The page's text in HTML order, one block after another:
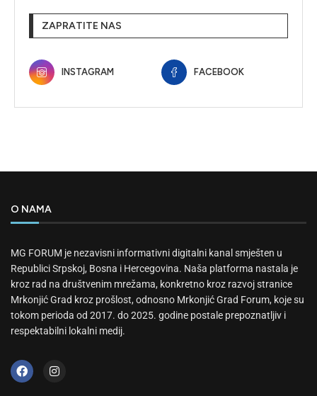
ZAPRATITE NAS
INSTAGRAM FACEBOOK
O NAMA
MG FORUM je nezavisni informativni digitalni kanal smješten u
Republici Srpskoj, Bosna i Hercegovina. Naša platforma nastala je
kroz rad na društvenim mrežama, konkretno kroz razvoj stranice
Mrkonjić Grad kroz prošlost, odnosno Mrkonjić Grad Forum, koje su
tokom perioda od 2017. do 2025. godine postale prepoznatljiv i
respektabilni lokalni medij.